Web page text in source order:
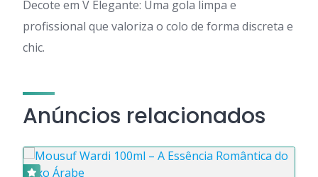
Decote em V Elegante: Uma gola limpa e
profissional que valoriza o colo de forma discreta e
chic.
Anúncios relacionados